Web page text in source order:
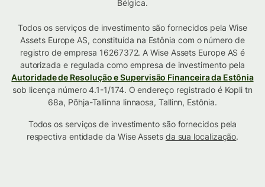
Bélgica.
Todos os serviços de investimento são fornecidos pela Wise
Assets Europe AS, constituída na Estônia com o número de
registro de empresa 16267372. A Wise Assets Europe AS é
autorizada e regulada como empresa de investimento pela
Autoridade de Resolução e Supervisão Financeira da Estônia
sob licença número 4.1-1/174. O endereço registrado é Kopli tn
68a, Põhja-Tallinna linnaosa, Tallinn, Estônia.
Todos os serviços de investimento são fornecidos pela
respectiva entidade da Wise Assets da sua localização.